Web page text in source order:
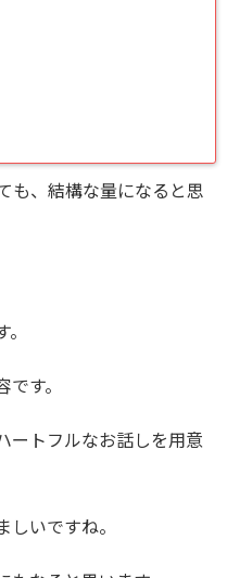
も、結構な量になると思
す。
ートフルなお話しを用意
いですね。